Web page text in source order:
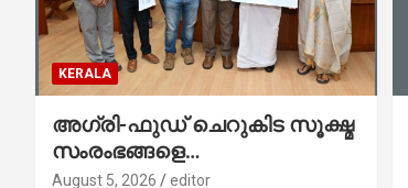
KERALA
അഗ്രി-ഫുഡ് ചെറുകിട സൂക്ഷ്മ
സംരംഭങ്ങളെ
ശക്തിപ്പെടുത്താന്‍ ‘സ്മാര്‍ട്ട്’
August 5, 2026 editor